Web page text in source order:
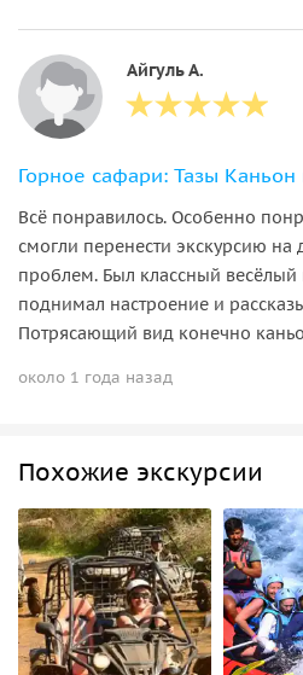
Айгуль А.
Горное сафари: Тазы
Всё понравилось. Особенно
смогли перенести экскурсию на
проблем. Был классный весёлый
поднимал настроение и
Потрясающий вид конечно
около 1 года назад
Похожие экскурсии